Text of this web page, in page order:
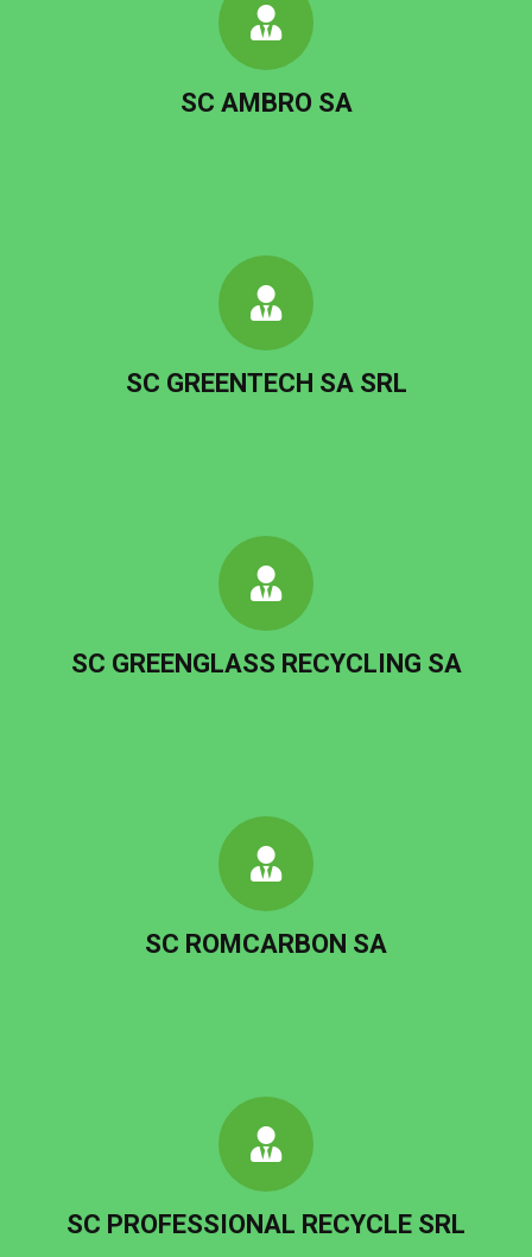
SC AMBRO SA
SC GREENTECH SA SRL
SC GREENGLASS RECYCLING SA
SC ROMCARBON SA
SC PROFESSIONAL RECYCLE SRL